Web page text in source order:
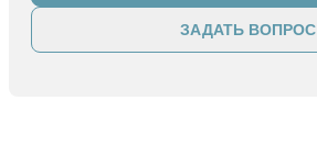
ЗАДАТЬ ВОПРОС